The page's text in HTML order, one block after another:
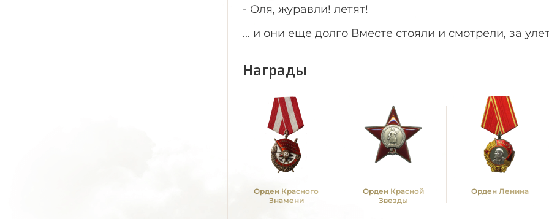
- Оля, журавли! летят!
... и они еще долго Вместе стояли и смотрели, за
Награды
Орден Красного
Знамени
Орден Красной
Звезды
Орден Ленина